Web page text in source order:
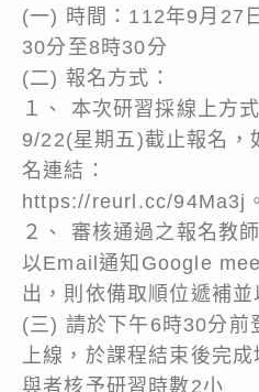
(一) 時間：112年9月27
30分至8時30分
(二) 報名方式：
１、 本次研習採線上方
9/22(星期五)截止報名，
名連結：
https://reurl.cc/94Ma3j。
２、 審核通過之報名教
以Email通知Google
出，則依備取順位遞補
(三) 請於下午6時30分
上線，於課程結束後完
與者核予研習時數2小